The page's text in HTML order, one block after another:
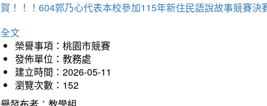
！！！604郭乃心代表本校參加115年新住民語說故事競賽決
文
榮譽事項：桃園市競賽
發佈單位：教務處
建立時間：2026-05-11
瀏覽次數：152